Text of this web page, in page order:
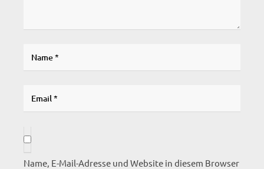
Name, E-Mail-Adresse und Website in diesem Browser